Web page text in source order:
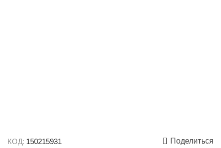
КОД: 150215931 Поделиться